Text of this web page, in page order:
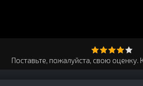
Поставьте, пожалуйста, свою оценку.